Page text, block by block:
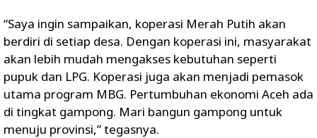
“Saya ingin sampaikan, koperasi Merah Putih akan
berdiri di setiap desa. Dengan koperasi ini, masyarakat
akan lebih mudah mengakses kebutuhan seperti
pupuk dan LPG. Koperasi juga akan menjadi pemasok
utama program MBG. Pertumbuhan ekonomi Aceh ada
di tingkat gampong. Mari bangun gampong untuk
menuju provinsi,” tegasnya.